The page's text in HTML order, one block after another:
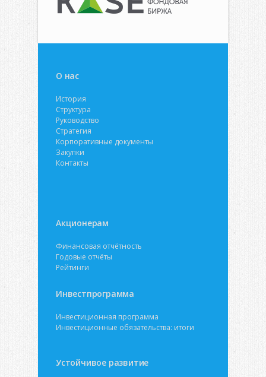
О нас
История
Структура
Руководство
Стратегия
Корпоративные документы
Закупки
Контакты
Акционерам
Финансовая отчётность
Годовые отчёты
Рейтинги
Инвестпрограмма
Инвестиционная программа
Инвестиционные обязательства: итоги
Устойчивое развитие